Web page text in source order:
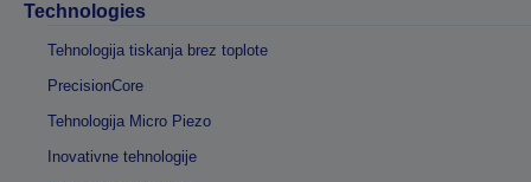
Technologies
Tehnologija tiskanja brez toplote
PrecisionCore
Tehnologija Micro Piezo
Inovativne tehnologije